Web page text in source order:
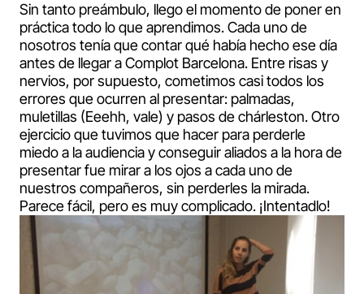
Sin tanto preámbulo, llego el momento de poner en
práctica todo lo que aprendimos. Cada uno de
nosotros tenía que contar qué había hecho ese día
antes de llegar a Complot Barcelona. Entre risas y
nervios, por supuesto, cometimos casi todos los
errores que ocurren al presentar: palmadas,
muletillas (Eeehh, vale) y pasos de chárleston. Otro
ejercicio que tuvimos que hacer para perderle
miedo a la audiencia y conseguir aliados a la hora de
presentar fue mirar a los ojos a cada uno de
nuestros compañeros, sin perderles la mirada.
Parece fácil, pero es muy complicado. ¡Intentadlo!